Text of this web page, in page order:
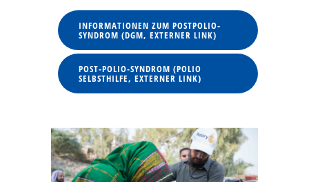
INFORMATIONEN ZUM POSTPOLIO-
SYNDROM (DGM, EXTERNER LINK)
POST-POLIO-SYNDROM (POLIO
SELBSTHILFE, EXTERNER LINK)